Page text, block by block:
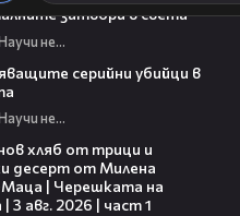
затвори в света
houseron - Научи нещо ново
серийни убийци в
houseron - Научи нещо ново
хляб от трици и
десерт от Милена
| Черешката на
авг. 2026 | част 1